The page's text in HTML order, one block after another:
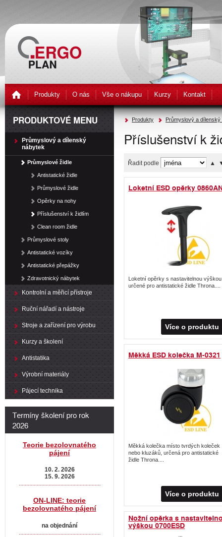
Produkty O nás Vše o nákupu Kurzy Kontakt
Produkty Průmyslový a dílenský
Příslušenství k
Řadit podle ▲
Loketní ESD opěrky
Loketní opěrky s nastavitelnou
určené pro antistatické židle Throna....
Více o produktu
Měkká ESD kolečka M-0321
Měkká kolečka místo tvrdých koleček
nebo kluzáků, určená pro antistatické
židle Throna....
Více o produktu
Nožní opěrka s
výškou 0700ESD
PRODUKTOVÉ MENU
Průmyslový a dílenský
nábytek
Průmyslové židle
Antistatické židle
Průmyslové židle
Opěrky na nohy
Příslušenství k židlím
Clean room židle
Průmyslové stoly
Antistatické vozíky
Antistatické přepážky
Zdravotnický nábytek
Kontrolní a měřicí přístroje
Ruční nářadí a nástroje
Stroje a zařízení pro výrobu
Kurzy a školení
Antistatika
Výrobní materiály
Pájecí technika
Termíny školení pro rok
2026
Teorie bezolovnatého
pájení
10. 2. 2026
15. 9. 2026
.......................................................
ON-LINE: teorie
bezolovnatého pájení
na objednání